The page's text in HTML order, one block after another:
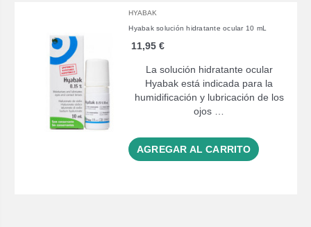
HYABAK
Hyabak solución hidratante ocular 10 mL
11,95 €
La solución hidratante ocular
Hyabak está indicada para la
humidificación y lubricación de los
ojos …
AGREGAR AL CARRITO